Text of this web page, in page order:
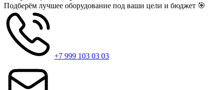
Подберём лучшее оборудование под ваши цели и бюджет 🎯
+7 999 103 03 03